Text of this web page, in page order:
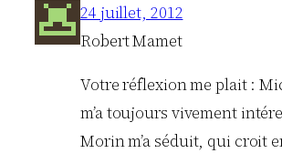
24 juillet, 2012
Robert Mamet
Votre réflexion me plait :
m’a toujours vivement
Morin m’a séduit, qui croit